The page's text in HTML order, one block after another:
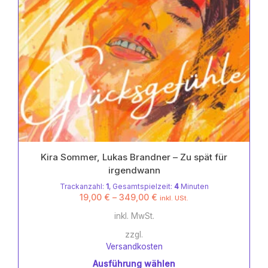
gewählt
werden
Kira Sommer, Lukas Brandner – Zu spät für
irgendwann
Trackanzahl: 1, Gesamtspielzeit: 4Minuten
19,00 € – 349,00 € inkl. USt.
inkl. MwSt.
zzgl.
Versandkosten
Ausführung wählen